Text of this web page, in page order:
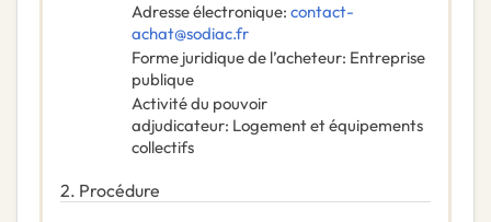
Adresse électronique: contact-
achat@sodiac.fr
Forme juridique de l’acheteur: Entreprise
publique
Activité du pouvoir
adjudicateur: Logement et équipements
collectifs
2. Procédure